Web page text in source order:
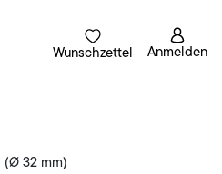
Wunschzettel Anmelden
(Ø 32 mm)